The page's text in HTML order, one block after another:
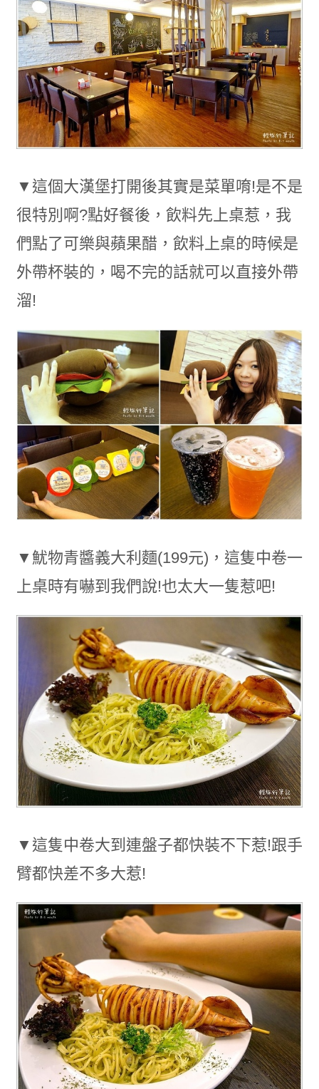
▼這個大漢堡打開後其實是菜單唷!是不是
很特別啊?點好餐後，飲料先上桌惹，我
們點了可樂與蘋果醋，飲料上桌的時候是
外帶杯裝的，喝不完的話就可以直接外帶
溜!
▼魷物青醬義大利麵(199元) ，這隻中卷一
上桌時有嚇到我們說!也太大一隻惹吧!
▼這隻中卷大到連盤子都快裝不下惹!跟手
臂都快差不多大惹!